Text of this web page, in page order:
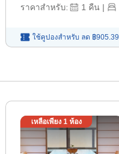
ราคาสำหรับ: 1 คืน |
ใช้คูปองสำหรับ ลด ฿905.39
เหลือเพียง 1 ห้อง